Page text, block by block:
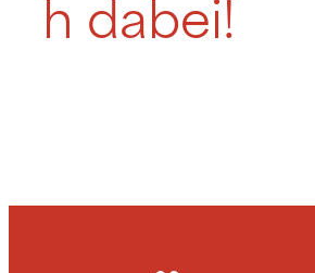
h dabei!